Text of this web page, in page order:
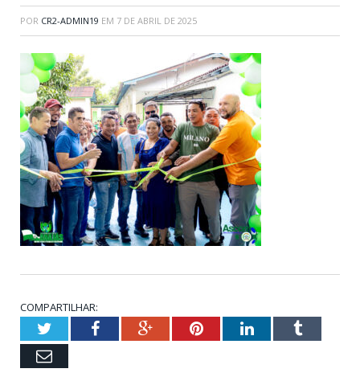
POR CR2-ADMIN19 EM 7 DE ABRIL DE 2025
COMPARTILHAR:
TwitterFacebookGoogle+PinterestLinkedInTumblr
Email